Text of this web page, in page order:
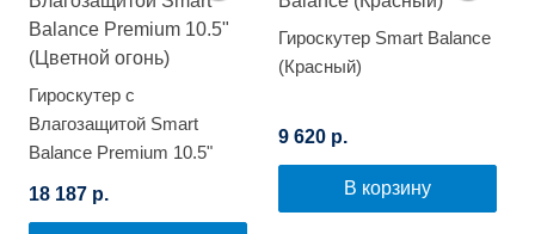
Гироскутер с
Влагозащитой Smart
Balance Premium 10.5"
18 187 р.
Гироскутер Smart Balance
(Красный)
9 620 р.
В корзину